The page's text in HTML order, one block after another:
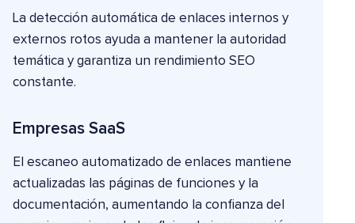
La detección automática de enlaces internos y
externos rotos ayuda a mantener la autoridad
temática y garantiza un rendimiento SEO
constante.
Empresas SaaS
El escaneo automatizado de enlaces mantiene
actualizadas las páginas de funciones y la
documentación, aumentando la confianza del